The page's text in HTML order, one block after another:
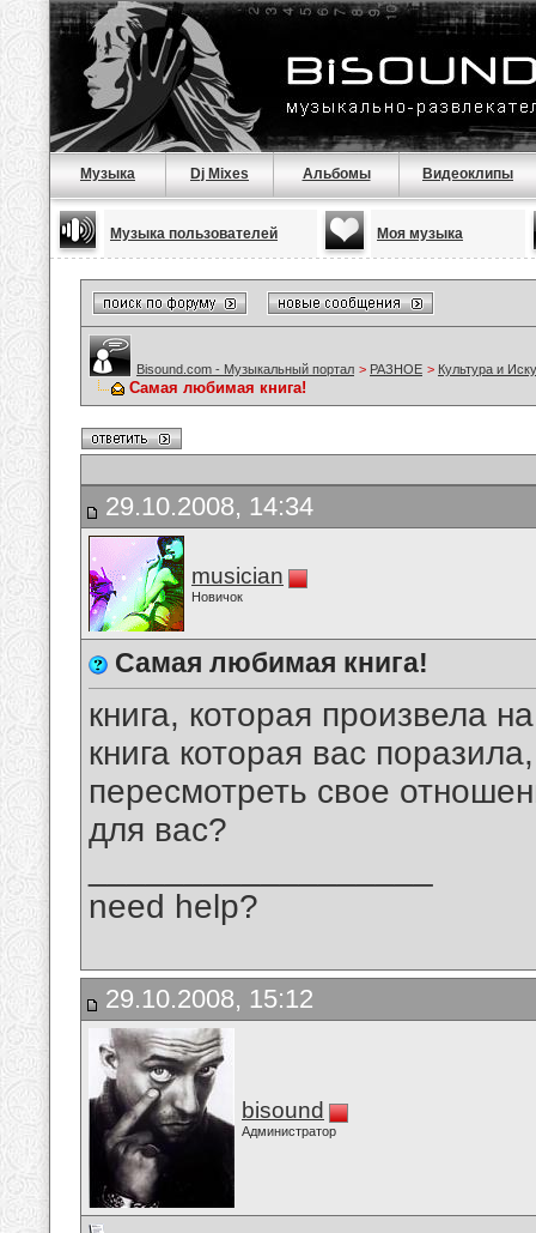
Музыка Dj Mixes Альбомы Видеоклипы
Музыка пользователей Моя музыка
Bisound.com - Музыкальный портал > РАЗНОЕ > Культура и
Самая любимая книга!
29.10.2008, 14:34
musician
Новичок
Самая любимая книга!
книга, которая произвела
книга которая вас
пересмотреть свое
для вас?
need help?
29.10.2008, 15:12
bisound
Администратор